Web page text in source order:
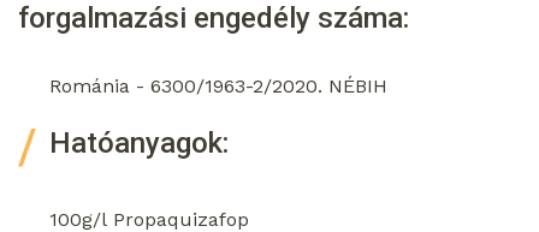
forgalmazási engedély száma:
Románia - 6300/1963-2/2020. NÉBIH
Hatóanyagok:
100g/l Propaquizafop